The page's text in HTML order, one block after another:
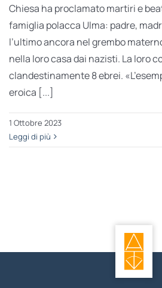
Chiesa ha proclamato martiri e
famiglia polacca Ulma: padre,
l’ultimo ancora nel grembo
nella loro casa dai nazisti. La loro
clandestinamente 8 ebrei.
eroica [...]
1 Ottobre 2023
Leggi di più